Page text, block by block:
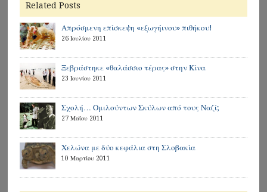
Related Posts
Απρόσμενη επίσκεψη «εξωγήινου» πιθήκου!
26 Ιουλίου 2011
Ξεβράστηκε «θαλάσσιο τέρας» στην Κίνα
23 Ιουνίου 2011
Σχολή… Ομιλούντων Σκύλων από τους Ναζί;
27 Μαΐου 2011
Χελώνα με δύο κεφάλια στη Σλοβακία
10 Μαρτίου 2011